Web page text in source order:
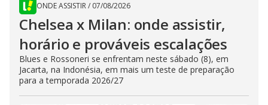
ONDE ASSISTIR/ 07/08/2026
Chelsea x Milan: onde assistir,
horário e prováveis escalações
Blues e Rossoneri se enfrentam neste sábado (8), em
Jacarta, na Indonésia, em mais um teste de preparação
para a temporada 2026/27